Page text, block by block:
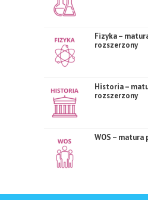
Fizyka –
rozszerzony
Historia –
rozszerzony
WOS –